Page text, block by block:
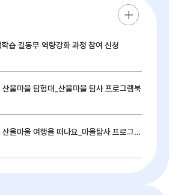
습 길동무 역량강화 과정 참여 신청
울마을 탐험대_산울마을 탐사 프로그램북
(초등용 교재) 산울마을 여행을 떠나요_마을탐사 프로그램북